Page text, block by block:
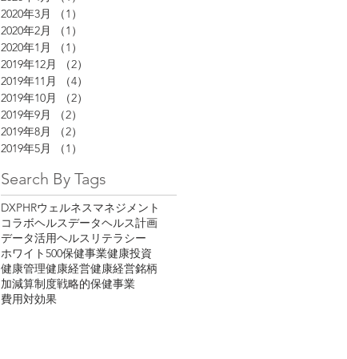
2020年3月
（1）
2020年2月
（1）
2020年1月
（1）
2019年12月
（2）
2019年11月
（4）
2019年10月
（2）
2019年9月
（2）
2019年8月
（2）
2019年5月
（1）
Search By Tags
DXPHRウェルネスマネジメント
コラボヘルスデータヘルス計画
データ活用ヘルスリテラシー
ホワイト500保健事業健康投資
健康管理健康経営健康経営銘柄
加減算制度戦略的保健事業
費用対効果